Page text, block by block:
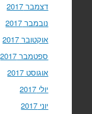
דצמבר 2017
נובמבר 2017
אוקטובר 2017
ספטמבר 2017
אוגוסט 2017
יולי 2017
יוני 2017